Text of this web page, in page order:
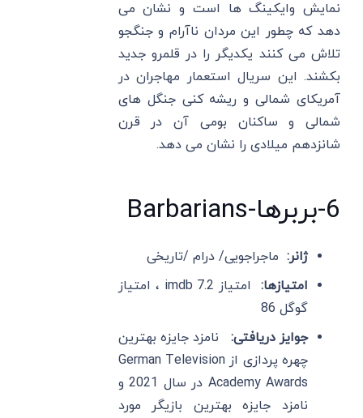
نمایش وایکینگ ها است و نشان می
دهد که چطور این مردان ناآرام و جنگجو
تلاش می کنند یکدیگر را در قلمرو جدید
بکشند. این سریال استعمار مهاجران در
آمریکای شمالی و ریشه کنی جنگل های
شمالی و ساکنان بومی آن در قرن
شانزدهم میلادی را نشان می دهد.
6-بربرها-Barbarians
ژانر: ماجراجویی/ درام /تاریخی
امتیازها:
امتیاز imdb 7.2 ، امتیاز
گوگل 86
جوایز دریافتی:
نامزد جایزه بهترین
چهره پردازی از German Television
Academy Awards در سال 2021 و
نامزد جایزه بهترین بازیگر مورد